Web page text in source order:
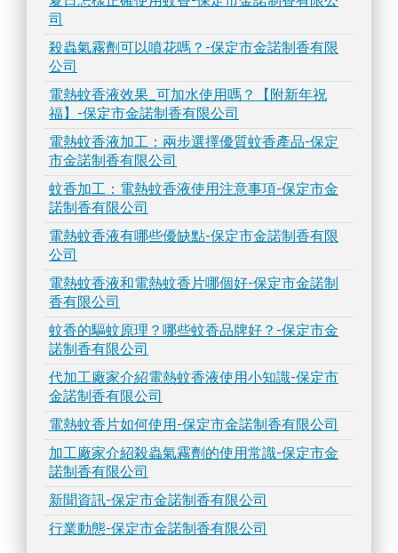
司
殺蟲氣霧劑可以噴花嗎？-保定市金諾制香有限
公司
電熱蚊香液效果_可加水使用嗎？【附新年祝
福】-保定市金諾制香有限公司
電熱蚊香液加工：兩步選擇優質蚊香產品-保定
市金諾制香有限公司
蚊香加工：電熱蚊香液使用注意事項-保定市金
諾制香有限公司
電熱蚊香液有哪些優缺點-保定市金諾制香有限
公司
電熱蚊香液和電熱蚊香片哪個好-保定市金諾制
香有限公司
蚊香的驅蚊原理？哪些蚊香品牌好？-保定市金
諾制香有限公司
代加工廠家介紹電熱蚊香液使用小知識-保定市
金諾制香有限公司
電熱蚊香片如何使用-保定市金諾制香有限公司
加工廠家介紹殺蟲氣霧劑的使用常識-保定市金
諾制香有限公司
新聞資訊-保定市金諾制香有限公司
行業動態-保定市金諾制香有限公司